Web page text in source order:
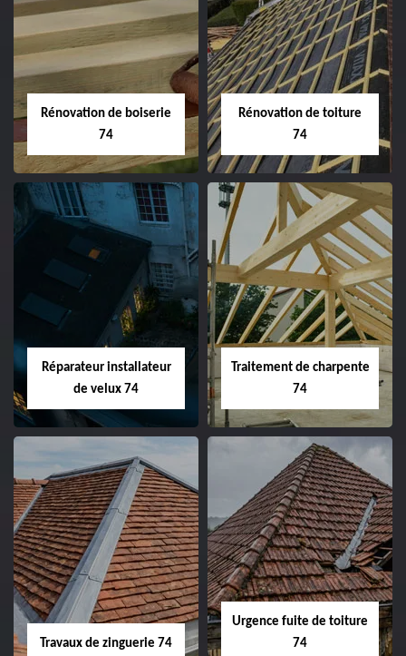
Rénovation de boiserie
74
Rénovation de toiture
74
Réparateur installateur
de velux 74
Traitement de charpente
74
Travaux de zinguerie 74
Urgence fuite de toiture
74